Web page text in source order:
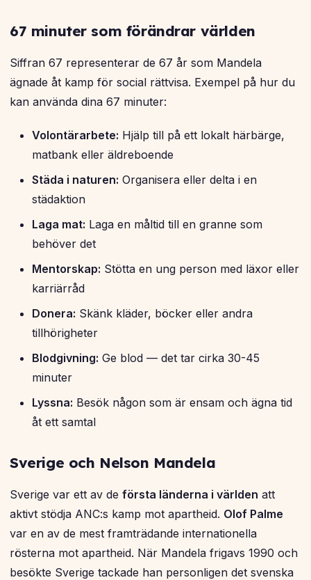
67 minuter som förändrar världen
Siffran 67 representerar de 67 år som Mandela
ägnade åt kamp för social rättvisa. Exempel på hur du
kan använda dina 67 minuter:
Volontärarbete: Hjälp till på ett lokalt härbärge,
matbank eller äldreboende
Städa i naturen: Organisera eller delta i en
städaktion
Laga mat: Laga en måltid till en granne som
behöver det
Mentorskap: Stötta en ung person med läxor eller
karriärråd
Donera: Skänk kläder, böcker eller andra
tillhörigheter
Blodgivning: Ge blod — det tar cirka 30-45
minuter
Lyssna: Besök någon som är ensam och ägna tid
åt ett samtal
Sverige och Nelson Mandela
Sverige var ett av de första länderna i världen att
aktivt stödja ANC:s kamp mot apartheid. Olof Palme
var en av de mest framträdande internationella
rösterna mot apartheid. När Mandela frigavs 1990 och
besökte Sverige tackade han personligen det svenska